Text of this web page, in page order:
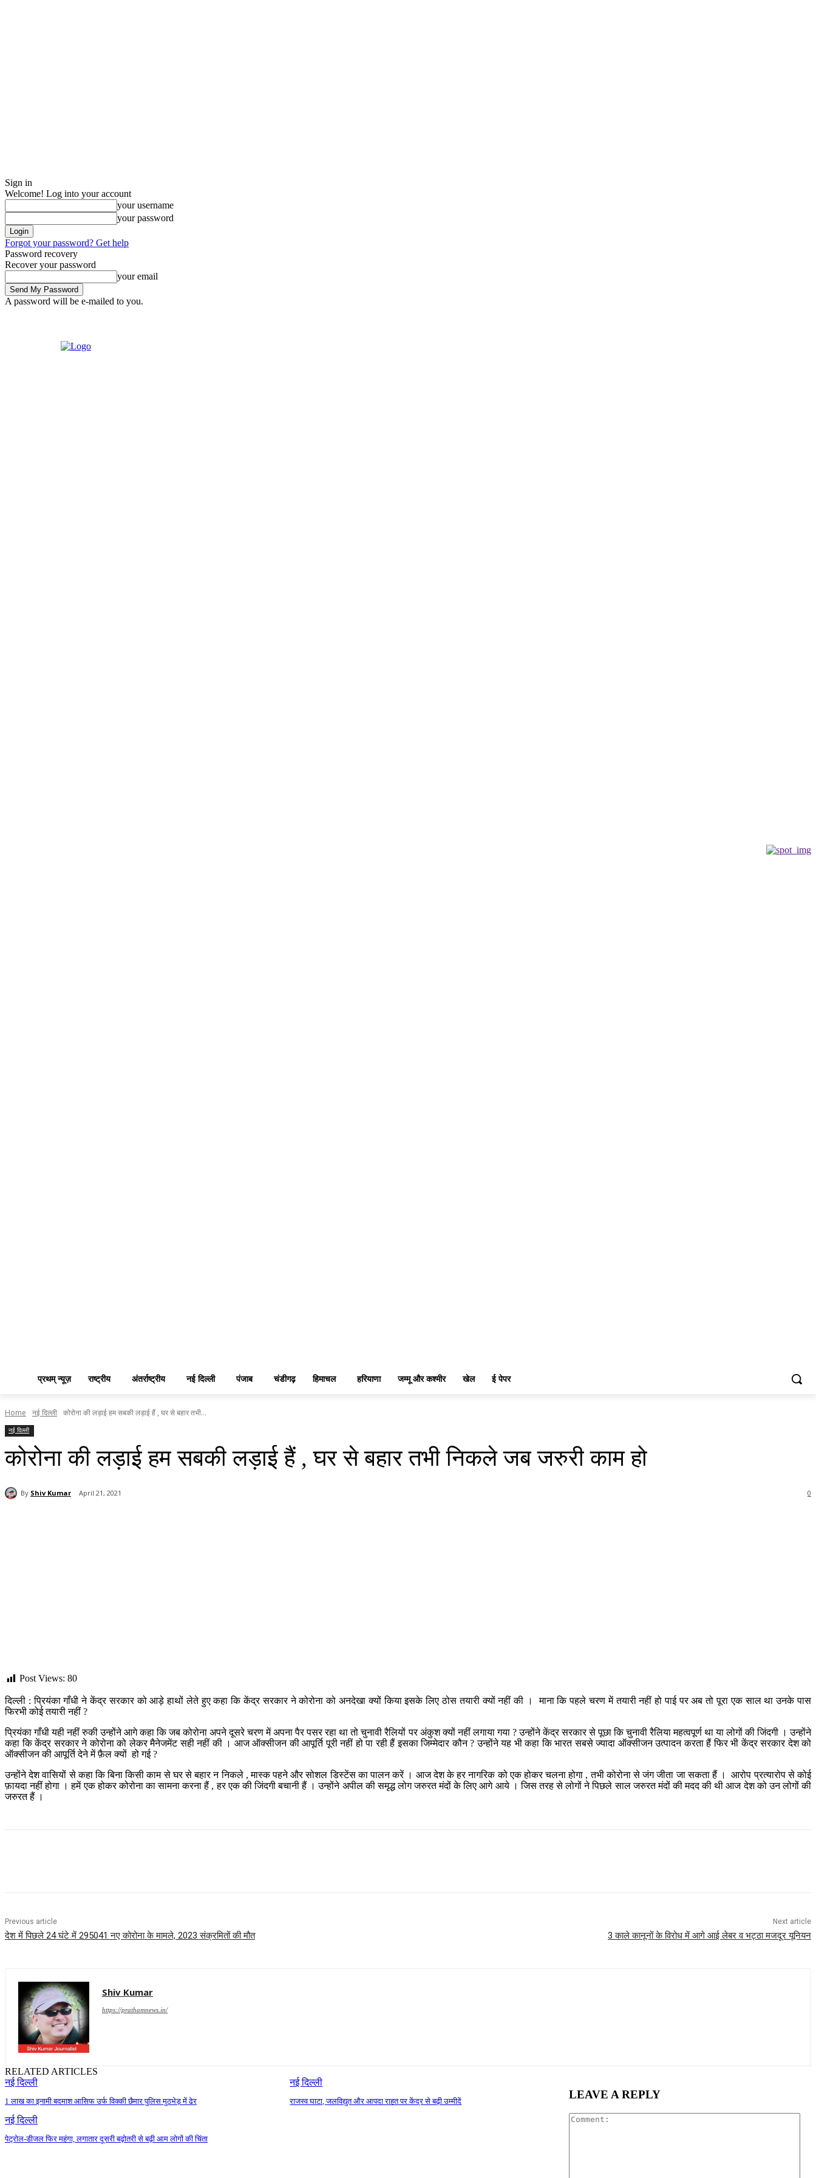
Sign in
Welcome! Log into your account
your username
your password
Forgot your password? Get help
Password recovery
Recover your password
your email
A password will be e-mailed to you.
प्रथम् न्यूज़ राष्ट्रीय अंतर्राष्ट्रीय नई दिल्ली पंजाब चंडीगढ़ हिमाचल हरियाणा जम्मू और कश्मीर खेल ई पेपर
Home नई दिल्ली कोरोना की लड़ाई हम सबकी लड़ाई हैं , घर से बहार तभी...
नई दिल्ली
कोरोना की लड़ाई हम सबकी लड़ाई हैं , घर से बहार तभी निकले जब जरुरी काम हो
By Shiv Kumar April 21, 2021 0
Post Views: 80
दिल्ली : प्रियंका गाँधी ने केंद्र सरकार को आड़े हाथों लेते हुए कहा कि केंद्र सरकार ने कोरोना को अनदेखा क्यों किया इसके लिए ठोस तयारी क्यों नहीं की । माना कि पहले चरण में तयारी नहीं हो पाई पर अब तो पूरा एक साल था उनके पास
फिरभी कोई तयारी नहीं ?
प्रियंका गाँधी यही नहीं रुकी उन्होंने आगे कहा कि जब कोरोना अपने दूसरे चरण में अपना पैर पसर रहा था तो चुनावी रैलियों पर अंकुश क्यों नहीं लगाया गया ? उन्होंने केंद्र सरकार से पूछा कि चुनावी रैलिया महत्वपूर्ण था या लोगों की जिंदगी । उन्होंने
कहा कि केंद्र सरकार ने कोरोना को लेकर मैनेजमेंट सही नहीं की । आज ऑक्सीजन की आपूर्ति पूरी नहीं हो पा रही हैं इसका जिम्मेदार कौन ? उन्होंने यह भी कहा कि भारत सबसे ज्यादा ऑक्सीजन उत्पादन करता हैं फिर भी केंद्र सरकार देश को
ऑक्सीजन की आपूर्ति देने में फ़ैल क्यों हो गई ?
उन्होंने देश वासियों से कहा कि बिना किसी काम से घर से बहार न निकले , मास्क पहने और सोशल डिस्टेंस का पालन करें । आज देश के हर नागरिक को एक होकर चलना होगा , तभी कोरोना से जंग जीता जा सकता हैं । आरोप प्रत्यारोप से कोई
फ़ायदा नहीं होगा । हमें एक होकर कोरोना का सामना करना हैं , हर एक की जिंदगी बचानी हैं । उन्होंने अपील की समृद्ध लोग जरुरत मंदों के लिए आगे आये । जिस तरह से लोगों ने पिछले साल जरुरत मंदों की मदद की थी आज देश को उन लोगों की
जरुरत हैं ।
Previous article
देश में पिछले 24 घंटे में 295041 नए कोरोना के मामले, 2023 संक्रमितों की मौत
Next article
3 काले कानूनों के विरोध में आगे आई लेबर व भट्ठा मजदूर यूनियन
Shiv Kumar
https://prathamnews.in/
RELATED ARTICLES
नई दिल्ली
1 लाख का इनामी बदमाश आसिफ उर्फ विक्की छैमार पुलिस मुठभेड़ में ढेर
नई दिल्ली
राजस्व घाटा, जलविद्युत और आपदा राहत पर केंद्र से बढ़ी उम्मीदें
नई दिल्ली
पेट्रोल-डीजल फिर महंगा, लगातार दूसरी बढ़ोतरी से बढ़ी आम लोगों की चिंता
LEAVE A REPLY